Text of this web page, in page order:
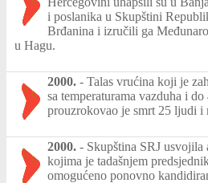
i poslanika u Skupštini
Brđanina i izručili ga
u Hagu.
2000. - Talas vrućina koji je
sa temperaturama vazduha i
prouzrokovao je smrt 25 ljudi i
2000. - Skupština SRJ usvojila
kojima je tadašnjem
omogućeno ponovno